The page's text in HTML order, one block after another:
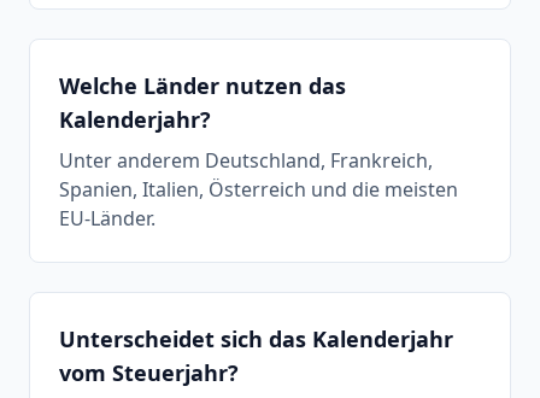
Welche Länder nutzen das
Kalenderjahr?
Unter anderem Deutschland, Frankreich,
Spanien, Italien, Österreich und die meisten
EU-Länder.
Unterscheidet sich das Kalenderjahr
vom Steuerjahr?